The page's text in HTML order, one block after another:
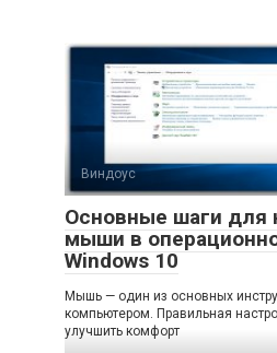
Виндоус
Основные шаги для
мыши в
Windows 10
Мышь — один из основных
компьютером. Правильная
улучшить комфорт